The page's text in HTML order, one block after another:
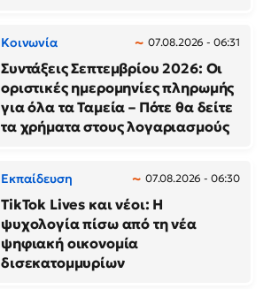
Κοινωνία 07.08.2026 - 06:31
Συντάξεις Σεπτεμβρίου 2026: Οι
οριστικές ημερομηνίες πληρωμής
για όλα τα Ταμεία – Πότε θα δείτε
τα χρήματα στους λογαριασμούς
Εκπαίδευση 07.08.2026 - 06:30
TikTok Lives και νέοι: Η
ψυχολογία πίσω από τη νέα
ψηφιακή οικονομία
δισεκατομμυρίων